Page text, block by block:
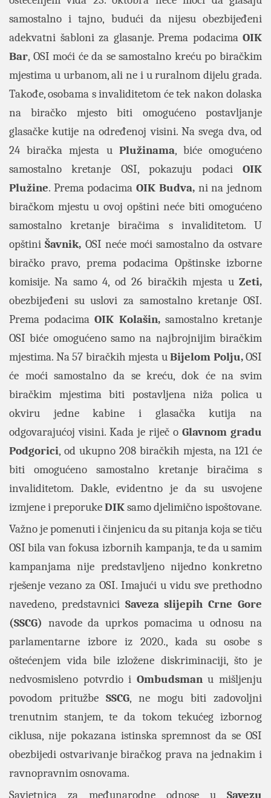
samostalno i tajno, budući da nijesu obezbijeđeni
adekvatni šabloni za glasanje. Prema podacima OIK
Bar, OSI moći će da se samostalno kreću po biračkim
mjestima u urbanom, ali ne i u ruralnom dijelu grada.
Takođe, osobama s invaliditetom će tek nakon dolaska
na biračko mjesto biti omogućeno postavljanje
glasačke kutije na određenoj visini. Na svega dva, od
24 biračka mjesta u Plužinama, biće omogućeno
samostalno kretanje OSI, pokazuju podaci OIK
Plužine. Prema podacimaOIK Budva,ni na jednom
biračkom mjestu u ovoj opštini neće biti omogućeno
samostalno kretanje biračima s invaliditetom. U
opštiniŠavnik, OSI neće moći samostalno da ostvare
biračko pravo, prema podacima Opštinske izborne
komisije. Na samo 4, od 26 biračkih mjesta u Zeti,
obezbijeđeni su uslovi za samostalno kretanje OSI.
Prema podacimaOIK Kolašin,samostalno kretanje
OSI biće omogućeno samo na najbrojnijim biračkim
mjestima. Na 57 biračkih mjesta uBijelom Polju,OSI
će moći samostalno da se kreću, dok će na svim
biračkim mjestima biti postavljena niža polica u
okviru jedne kabine i glasačka kutija na
odgovarajućoj visini. Kada je riječ o Glavnom gradu
Podgorici, od ukupno 208 biračkih mjesta, na 121 će
biti omogućeno samostalno kretanje biračima s
invaliditetom. Dakle, evidentno je da su usvojene
izmjene i preporukeDIKsamo djelimično ispoštovane.
Važno je pomenuti i činjenicu da su pitanja koja se tiču
OSI bila van fokusa izbornih kampanja, te da u samim
kampanjama nije predstavljeno nijedno konkretno
rješenje vezano za OSI. Imajući u vidu sve prethodno
navedeno, predstavniciSaveza slijepih Crne Gore
(SSCG) navode da uprkos pomacima u odnosu na
parlamentarne izbore iz 2020., kada su osobe s
oštećenjem vida bile izložene diskriminaciji, što je
nedvosmisleno potvrdio i Ombudsmanu mišljenju
povodom pritužbe SSCG, ne mogu biti zadovoljni
trenutnim stanjem, te da tokom tekućeg izbornog
ciklusa, nije pokazana istinska spremnost da se OSI
obezbijedi ostvarivanje biračkog prava na jednakim i
ravnopravnim osnovama.
Savjetnica za međunarodne odnose u Savezu